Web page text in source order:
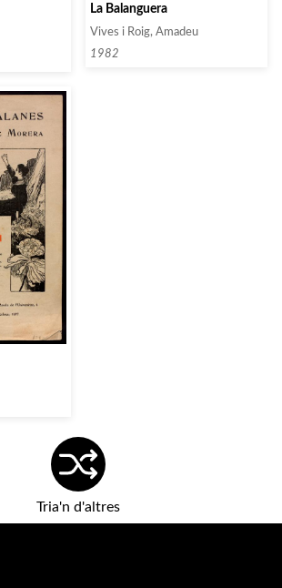
La Balanguera
Vives i Roig, Amadeu
1982
Tria'n d'altres